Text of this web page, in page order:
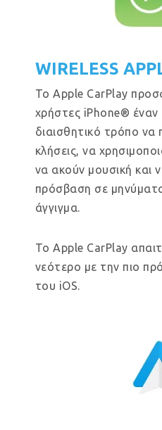
WIRELESS
Το Apple CarPlay
χρήστες iPhone® έναν
διαισθητικό τρόπο να
κλήσεις, να
να ακούν μουσική και
πρόσβαση σε
άγγιγμα.
Το Apple CarPlay
νεότερο με την πιο
του iOS.